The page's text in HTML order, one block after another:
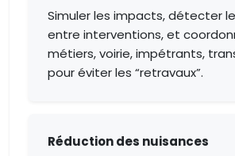
Simuler les impacts, détecter
entre interventions, et
métiers, voirie, impétrants,
pour éviter les “retravaux”.
Réduction des nuisances